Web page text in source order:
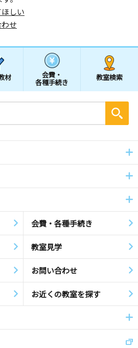
しい
せ
材 会費・
各種手続き
教室検索
会費・各種手続き
教室見学
お問い合わせ
お近くの教室を探す